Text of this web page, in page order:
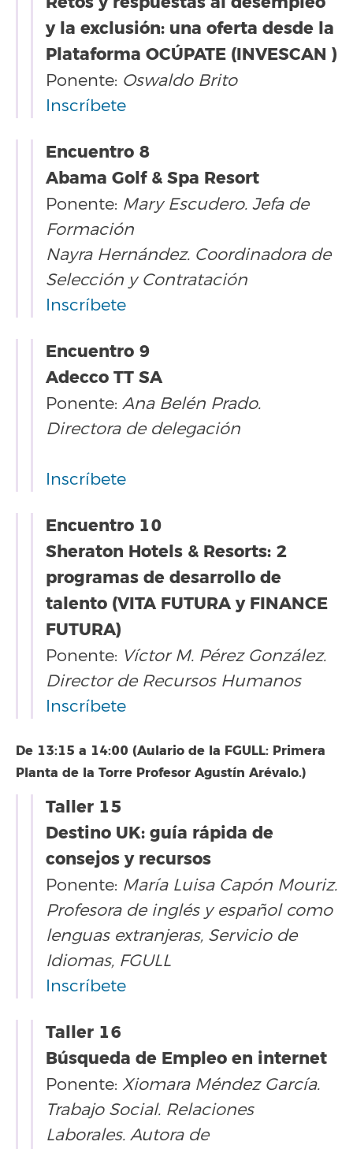
y la exclusión: una oferta desde la
Plataforma OCÚPATE (INVESCAN )
Ponente: Oswaldo Brito
Inscríbete
Encuentro 8
Abama Golf & Spa Resort
Ponente: Mary Escudero. Jefa de
Formación
Nayra Hernández. Coordinadora de
Selección y Contratación
Inscríbete
Encuentro 9
Adecco TT SA
Ponente: Ana Belén Prado.
Directora de delegación
Inscríbete
Encuentro 10
Sheraton Hotels & Resorts: 2
programas de desarrollo de
talento (VITA FUTURA y FINANCE
FUTURA)
Ponente: Víctor M. Pérez González.
Director de Recursos Humanos
Inscríbete
De 13:15 a 14:00 (Aulario de la FGULL: Primera
Planta de la Torre Profesor Agustín Arévalo.)
Taller 15
Destino UK: guía rápida de
consejos y recursos
Ponente: María Luisa Capón Mouriz.
Profesora de inglés y español como
lenguas extranjeras, Servicio de
Idiomas, FGULL
Inscríbete
Taller 16
Búsqueda de Empleo en internet
Ponente: Xiomara Méndez García.
Trabajo Social. Relaciones
Laborales. Autora de